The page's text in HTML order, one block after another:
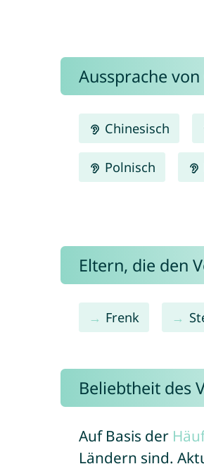
Aussprache
Chinesisch
Polnisch
Eltern, die den
Frenk
Beliebtheit des
Auf Basis der
Ländern sind.